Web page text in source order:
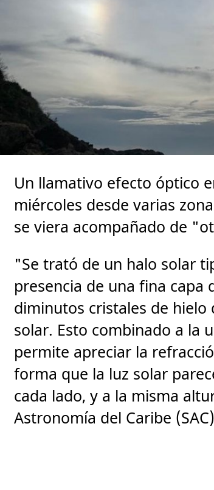
Un llamativo efecto óptico
miércoles desde varias
se viera acompañado de
"Se trató de un halo solar
presencia de una fina capa
diminutos cristales de
solar. Esto combinado a la
permite apreciar la
forma que la luz solar
cada lado, y a la misma
Astronomía del Caribe